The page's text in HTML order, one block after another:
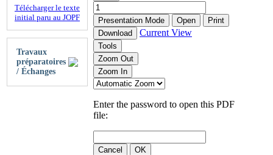
Télécharger le texte
initial paru au JOPF
Travaux
préparatoires
/ Échanges
Presentation Mode Open
Print
Download
Current View
Tools
Zoom Out
Zoom In
Enter the password to open this PDF
file:
Cancel OK